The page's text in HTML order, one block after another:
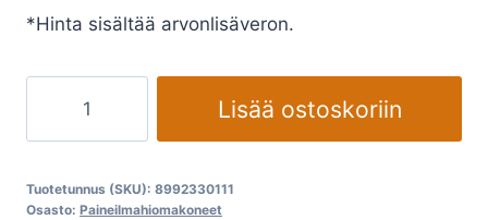
*Hinta sisältää arvonlisäveron.
130NV
32
Lisää ostoskoriin
Tuotetunnus (SKU): 8992330111
Osasto: Paineilmahiomakoneet